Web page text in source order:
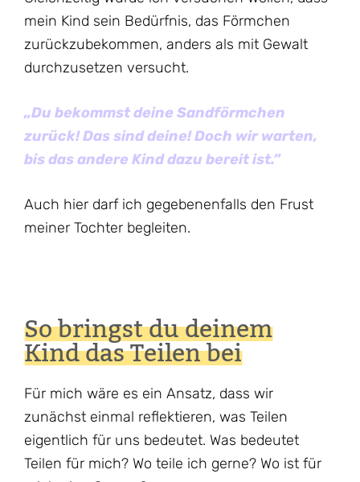
mein Kind sein Bedürfnis, das Förmchen
zurückzubekommen, anders als mit Gewalt
durchzusetzen versucht.
„Du bekommst deine Sandförmchen
zurück! Das sind deine! Doch wir warten,
bis das andere Kind dazu bereit ist.”
Auch hier darf ich gegebenenfalls den Frust
meiner Tochter begleiten.
So bringst du deinem
Kind das Teilen bei
Für mich wäre es ein Ansatz, dass wir
zunächst einmal reflektieren, was Teilen
eigentlich für uns bedeutet. Was bedeutet
Teilen für mich? Wo teile ich gerne? Wo ist für